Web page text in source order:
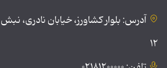
آدرس: بلوار کشاورز، خیابان نادری،
۱۲